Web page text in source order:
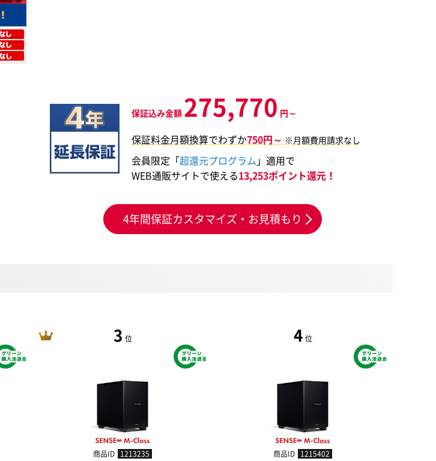
保証込み金額 275,770 円～
保証料金月額換算でわずか750円～ ※月額費用請求なし
会員限定「超還元プログラム 」適用で
WEB通販サイトで使える13,253ポイント還元！
4年間保証カスタマイズ・お見積もり
3 位
商品ID 1213235
4 位
商品ID 1215402